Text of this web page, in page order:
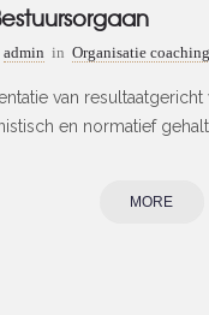
admin in Organisatie coaching
van
en normatief
MORE